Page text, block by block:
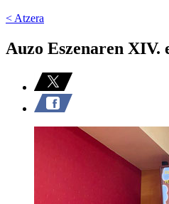
< Atzera
Auzo Eszenaren